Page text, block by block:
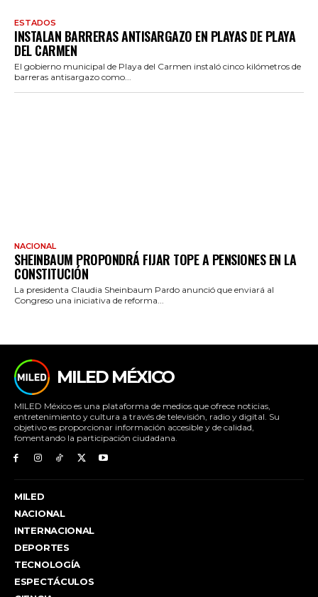
ESTADOS
INSTALAN BARRERAS ANTISARGAZO EN PLAYAS DE PLAYA
DEL CARMEN
El gobierno municipal de Playa del Carmen instaló cinco kilómetros de
barreras antisargazo como...
NACIONAL
SHEINBAUM PROPONDRÁ FIJAR TOPE A PENSIONES EN LA
CONSTITUCIÓN
La presidenta Claudia Sheinbaum Pardo anunció que enviará al
Congreso una iniciativa de reforma...
MILED MÉXICO
MILED México es una plataforma de medios que ofrece noticias,
entretenimiento y cultura a través de televisión, radio y digital. Su
objetivo es proporcionar información accesible y de calidad,
fomentando la participación ciudadana.
MILED
NACIONAL
INTERNACIONAL
DEPORTES
TECNOLOGÍA
ESPECTÁCULOS